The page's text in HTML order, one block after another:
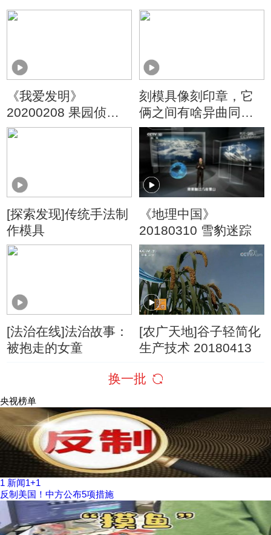
《我爱发明》
20200208 果园侦察
兵
刻模具像刻印章，它
俩之间有啥异曲同工
之处？
[探索发现]传统手法制
作模具
《地理中国》
20180310 雪豹迷踪
[法治在线]法治故事：
被抱走的女童
[农广天地]谷子轻简化
生产技术 20180413
换一批
央视榜单
1 新闻1+1
反制美国！中方公布5项措施